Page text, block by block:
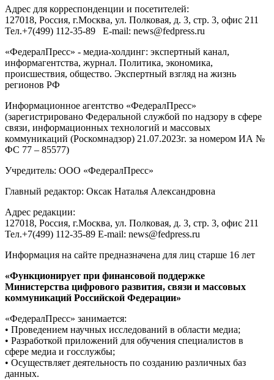
Адрес для корреспонденции и посетителей:
127018, Россия, г.Москва, ул. Полковая, д. 3, стр. 3, офис 211
Тел.+7(499) 112-35-89 E-mail: news@fedpress.ru
«ФедералПресс» - медиа-холдинг: экспертный канал,
информагентства, журнал. Политика, экономика,
происшествия, общество. Экспертный взгляд на жизнь
регионов РФ
Информационное агентство «ФедералПресс»
(зарегистрировано Федеральной службой по надзору в сфере
связи, информационных технологий и массовых
коммуникаций (Роскомнадзор) 21.07.2023г. за номером ИА №
ФС 77 – 85577)
Учредитель: ООО «ФедералПресс»
Главный редактор: Оксак Наталья Александровна
Адрес редакции:
127018, Россия, г.Москва, ул. Полковая, д. 3, стр. 3, офис 211
Тел.+7(499) 112-35-89 E-mail: news@fedpress.ru
Информация на сайте предназначена для лиц старше 16 лет
«Функционирует при финансовой поддержке
Министерства цифрового развития, связи и массовых
коммуникаций Российской Федерации»
«ФедералПресс» занимается:
• Проведением научных исследований в области медиа;
• Разработкой приложений для обучения специалистов в
сфере медиа и госслужбы;
• Осуществляет деятельность по созданию различных баз
данных.